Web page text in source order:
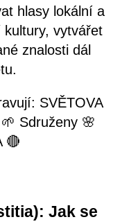
hlasy lokální a
vytvářet
znalosti dál
SVĚTOVA
Sdruženy 🌸
🔴
Jak se